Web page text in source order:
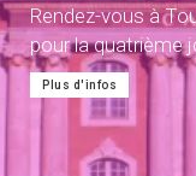
Rendez-vous à
pour la quatrième
Plus d'infos